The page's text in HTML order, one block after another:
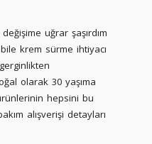
uğrar şaşırdım
krem sürme ihtiyacı
olarak 30 yaşıma
hepsini bu
alışverişi detayları